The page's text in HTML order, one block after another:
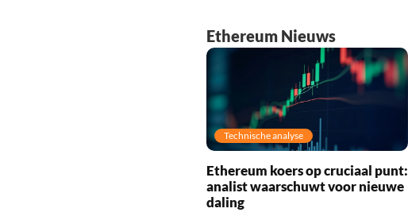
Ethereum Nieuws
Technische analyse
Ethereum koers op cruciaal punt:
analist waarschuwt voor nieuwe
daling